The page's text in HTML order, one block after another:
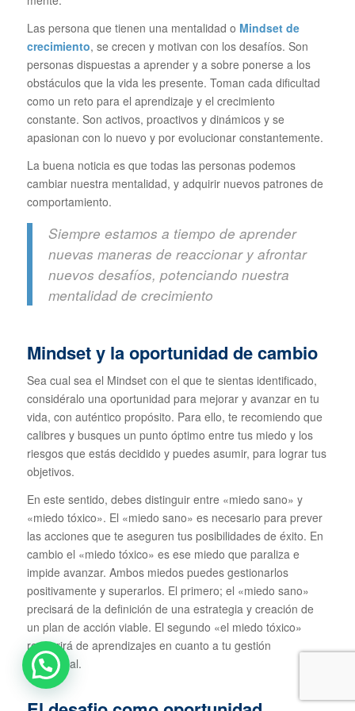
Las persona que tienen una mentalidad o Mindset de
crecimiento, se crecen y motivan con los desafíos. Son
personas dispuestas a aprender y a sobre ponerse a los
obstáculos que la vida les presente. Toman cada dificultad
como un reto para el aprendizaje y el crecimiento
constante. Son activos, proactivos y dinámicos y se
apasionan con lo nuevo y por evolucionar constantemente.
La buena noticia es que todas las personas podemos
cambiar nuestra mentalidad, y adquirir nuevos patrones de
comportamiento.
Siempre estamos a tiempo de aprender
nuevas maneras de reaccionar y afrontar
nuevos desafíos, potenciando nuestra
mentalidad de crecimiento
Mindset y la oportunidad de cambio
Sea cual sea el Mindset con el que te sientas identificado,
considéralo una oportunidad para mejorar y avanzar en tu
vida, con auténtico propósito. Para ello, te recomiendo que
calibres y busques un punto óptimo entre tus miedo y los
riesgos que estás decidido y puedes asumir, para lograr tus
objetivos.
En este sentido, debes distinguir entre «miedo sano» y
«miedo tóxico». El «miedo sano» es necesario para prever
las acciones que te aseguren tus posibilidades de éxito. En
cambio el «miedo tóxico» es ese miedo que paraliza e
impide avanzar. Ambos miedos puedes gestionarlos
positivamente y superarlos. El primero; el «miedo sano»
precisará de la definición de una estrategia y creación de
un plan de acción viable. El segundo «el miedo tóxico»
requerirá de aprendizajes en cuanto a tu gestión
emocional.